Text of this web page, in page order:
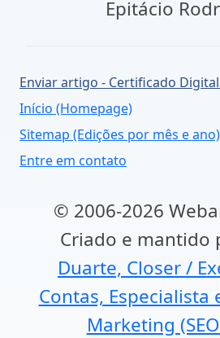
Epitácio
Enviar artigo - Certificado
Início (Homepage)
Sitemap (Edições por mês e ano)
Entre em contato
© 2006-2026
Criado e mantido
Duarte, Closer /
Contas, Especialista
Marketing